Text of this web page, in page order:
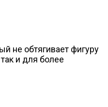
не обтягивает фигуру
и для более